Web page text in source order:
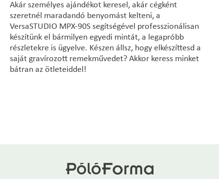
Akár személyes ajándékot keresel, akár cégként
szeretnél maradandó benyomást kelteni, a
VersaSTUDIO MPX-90S segítségével professzionálisan
készítünk el bármilyen egyedi mintát, a legapróbb
részletekre is ügyelve. Készen állsz, hogy elkészíttesd a
saját gravírozott remekművedet? Akkor keress minket
bátran az ötleteiddel!